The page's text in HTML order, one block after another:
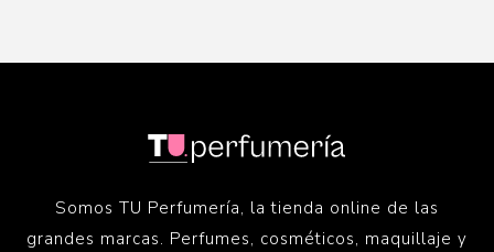
Somos TU Perfumería, la tienda online de las
grandes marcas. Perfumes, cosméticos, maquillaje y